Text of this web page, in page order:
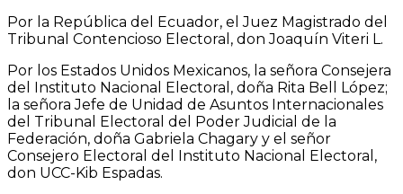
Por la República del Ecuador, el Juez Magistrado del
Tribunal Contencioso Electoral, don Joaquín Viteri L.
Por los Estados Unidos Mexicanos, la señora Consejera
del Instituto Nacional Electoral, doña Rita Bell López;
la señora Jefe de Unidad de Asuntos Internacionales
del Tribunal Electoral del Poder Judicial de la
Federación, doña Gabriela Chagary y el señor
Consejero Electoral del Instituto Nacional Electoral,
don UCC-Kib Espadas.